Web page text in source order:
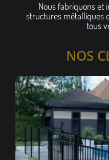
Nous fabriquons et
structures métalliques
tous
NOS